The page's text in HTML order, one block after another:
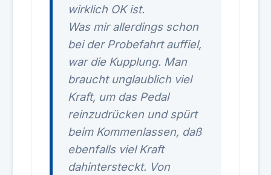
wirklich OK ist.
Was mir allerdings schon
bei der Probefahrt auffiel,
war die Kupplung. Man
braucht unglaublich viel
Kraft, um das Pedal
reinzudrücken und spürt
beim Kommenlassen, daß
ebenfalls viel Kraft
dahintersteckt. Von